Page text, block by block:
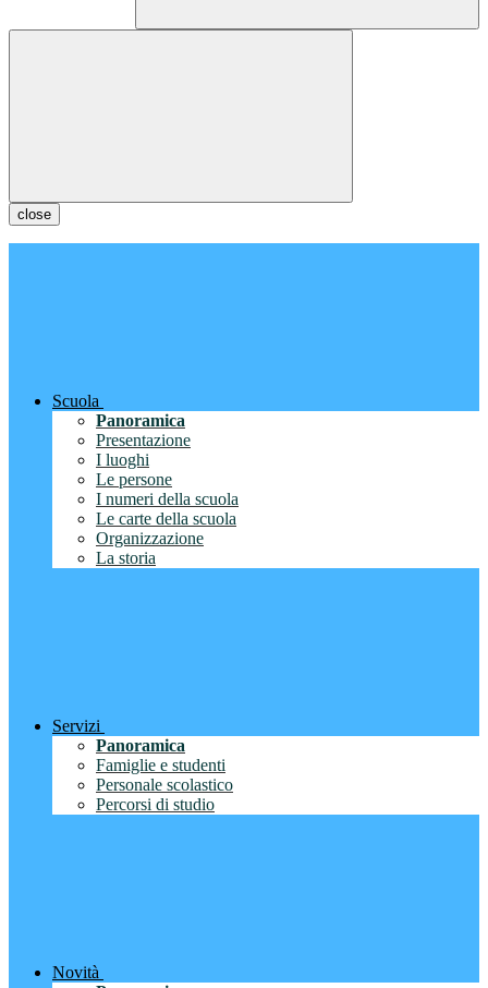
close
Scuola
Panoramica
Presentazione
I luoghi
Le persone
I numeri della scuola
Le carte della scuola
Organizzazione
La storia
Servizi
Panoramica
Famiglie e studenti
Personale scolastico
Percorsi di studio
Novità